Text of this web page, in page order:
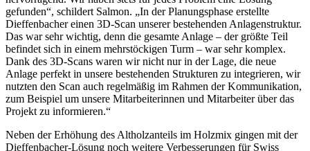
gefunden“, schildert Salmon. „In der Planungsphase erstellte
Dieffenbacher einen 3D-Scan unserer bestehenden Anlagenstruktur.
Das war sehr wichtig, denn die gesamte Anlage – der größte Teil
befindet sich in einem mehrstöckigen Turm – war sehr komplex.
Dank des 3D-Scans waren wir nicht nur in der Lage, die neue
Anlage perfekt in unsere bestehenden Strukturen zu integrieren, wir
nutzten den Scan auch regelmäßig im Rahmen der Kommunikation,
zum Beispiel um unsere Mitarbeiterinnen und Mitarbeiter über das
Projekt zu informieren.“
Neben der Erhöhung des Altholzanteils im Holzmix gingen mit der
Dieffenbacher-Lösung noch weitere Verbesserungen für Swiss